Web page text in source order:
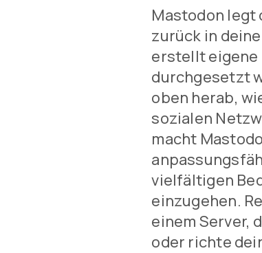
Mastodon
zurück in
erstellt eigene
durchgesetzt
oben herab,
sozialen
macht
vielfältigen
einzugehen.
einem Server,
oder richte